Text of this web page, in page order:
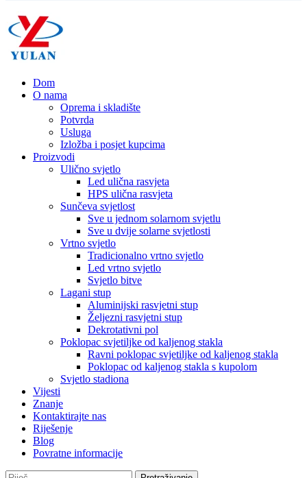
Dom
O nama
Oprema i skladište
Potvrda
Usluga
Izložba i posjet kupcima
Proizvodi
Ulično svjetlo
Led ulična rasvjeta
HPS ulična rasvjeta
Sunčeva svjetlost
Sve u jednom solarnom svjetlu
Sve u dvije solarne svjetlosti
Vrtno svjetlo
Tradicionalno vrtno svjetlo
Led vrtno svjetlo
Svjetlo bitve
Lagani stup
Aluminijski rasvjetni stup
Željezni rasvjetni stup
Dekrotativni pol
Poklopac svjetiljke od kaljenog stakla
Ravni poklopac svjetiljke od kaljenog stakla
Poklopac od kaljenog stakla s kupolom
Svjetlo stadiona
Vijesti
Znanje
Kontaktirajte nas
Riješenje
Blog
Povratne informacije